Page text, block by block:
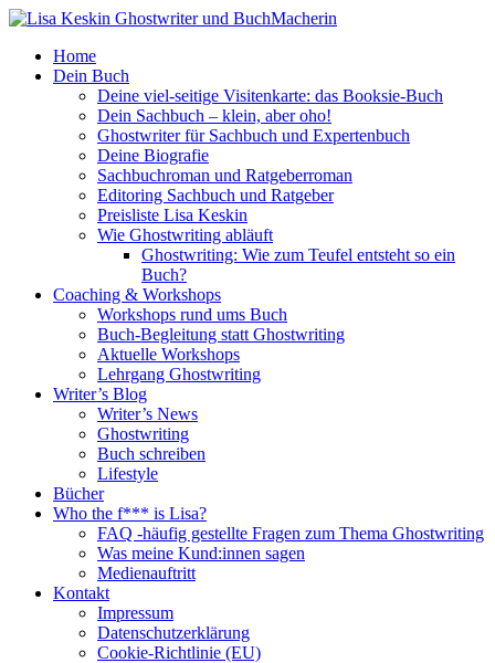
Home
Dein Buch
Deine viel-seitige Visitenkarte: das Booksie-Buch
Dein Sachbuch – klein, aber oho!
Ghostwriter für Sachbuch und Expertenbuch
Deine Biografie
Sachbuchroman und Ratgeberroman
Editoring Sachbuch und Ratgeber
Preisliste Lisa Keskin
Wie Ghostwriting abläuft
Ghostwriting: Wie zum Teufel entsteht so ein
Buch?
Coaching & Workshops
Workshops rund ums Buch
Buch-Begleitung statt Ghostwriting
Aktuelle Workshops
Lehrgang Ghostwriting
Writer’s Blog
Writer’s News
Ghostwriting
Buch schreiben
Lifestyle
Bücher
Who the f*** is Lisa?
FAQ -häufig gestellte Fragen zum Thema Ghostwriting
Was meine Kund:innen sagen
Medienauftritt
Kontakt
Impressum
Datenschutzerklärung
Cookie-Richtlinie (EU)